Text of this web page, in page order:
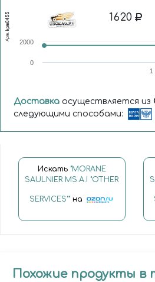
Арт.
kpm0455 1620
0
2000
Доставка осуществляется из
следующими способами:
Искать "MORANE
SAULNIER MS.A.I "OTHER
SERVICES""на
Похожие продукты в